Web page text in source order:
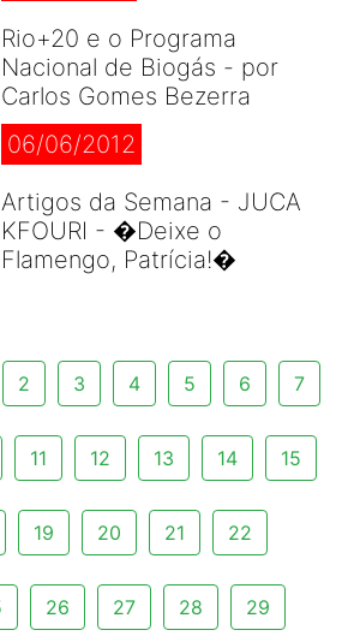
Rio+20 e o Programa
Nacional de Biogás - por
Carlos Gomes Bezerra
06/06/2012
Artigos da Semana - JUCA
KFOURI - �Deixe o
Flamengo, Patrícia!�
2 3 4 5 6 7
11 12 13 14 15
19 20 21 22
26 27 28 29